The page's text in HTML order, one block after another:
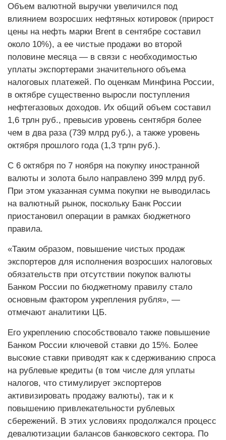
Объем валютной выручки увеличился под
влиянием возросших нефтяных котировок (прирост
цены на нефть марки Brent в сентябре составил
около 10%), а ее чистые продажи во второй
половине месяца — в связи с необходимостью
уплаты экспортерами значительного объема
налоговых платежей. По оценкам Минфина России,
в октябре существенно выросли поступления
нефтегазовых доходов. Их общий объем составил
1,6 трлн руб., превысив уровень сентября более
чем в два раза (739 млрд руб.), а также уровень
октября прошлого года (1,3 трлн руб.).
С 6 октября по 7 ноября на покупку иностранной
валюты и золота было направлено 399 млрд руб.
При этом указанная сумма покупки не выводилась
на валютный рынок, поскольку Банк России
приостановил операции в рамках бюджетного
правила.
«Таким образом, повышение чистых продаж
экспортеров для исполнения возросших налоговых
обязательств при отсутствии покупок валюты
Банком России по бюджетному правилу стало
основным фактором укрепления рубля», —
отмечают аналитики ЦБ.
Его укреплению способствовало также повышение
Банком России ключевой ставки до 15%. Более
высокие ставки приводят как к сдерживанию спроса
на рублевые кредиты (в том числе для уплаты
налогов, что стимулирует экспортеров
активизировать продажу валюты), так и к
повышению привлекательности рублевых
сбережений. В этих условиях продолжался процесс
девалютизации балансов банковского сектора. По